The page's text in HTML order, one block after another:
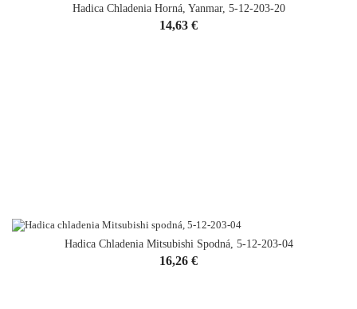
Hadica Chladenia Horná, Yanmar, 5-12-203-20
Cena
14,63 €
Hadica Chladenia Mitsubishi Spodná, 5-12-203-04
Cena
16,26 €